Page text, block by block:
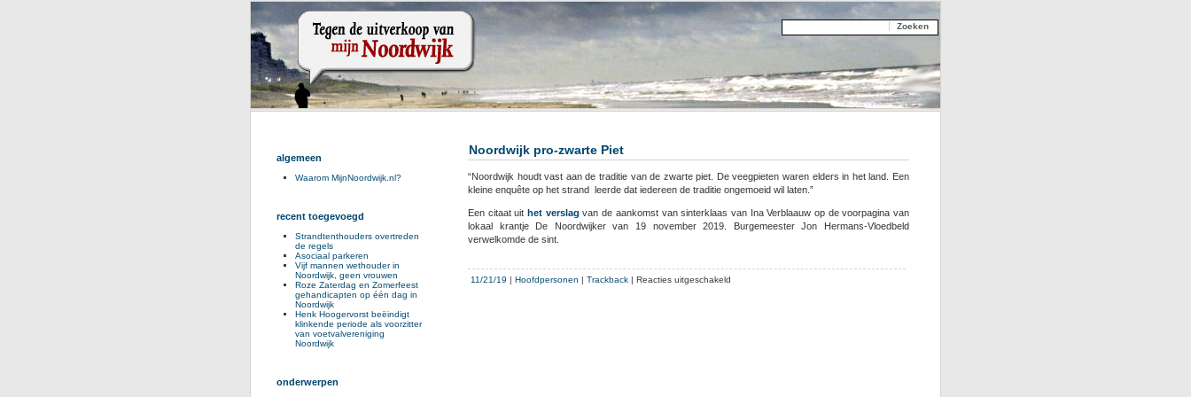
Noordwijk pro-zwarte Piet
“Noordwijk houdt vast aan de traditie van de zwarte piet. De veegpieten waren elders in het land. Een
kleine enquête op het strand leerde dat iedereen de traditie ongemoeid wil laten.”
Een citaat uit het verslag van de aankomst van sinterklaas van Ina Verblaauw op de voorpagina van
lokaal krantje De Noordwijker van 19 november 2019. Burgemeester Jon Hermans-Vloedbeld
verwelkomde de sint.
11/21/19 | Hoofdpersonen | Trackback | Reacties uitgeschakeld
algemeen
Waarom MijnNoordwijk.nl?
recent toegevoegd
Strandtenthouders overtreden
de regels
Asociaal parkeren
Vijf mannen wethouder in
Noordwijk, geen vrouwen
Roze Zaterdag en Zomerfeest
gehandicapten op één dag in
Noordwijk
Henk Hoogervorst beëindigt
klinkende periode als voorzitter
van voetvalvereniging
Noordwijk
onderwerpen